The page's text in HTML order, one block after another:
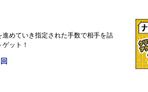
進めていき指定された手数で相手を詰
ット！